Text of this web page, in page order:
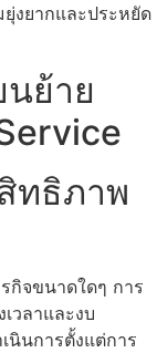
งยากและประหยัด
นย้าย
ทธิภาพ
กิจขนาดใดๆ การ
วลาและงบ
นินการตั้งแต่การ